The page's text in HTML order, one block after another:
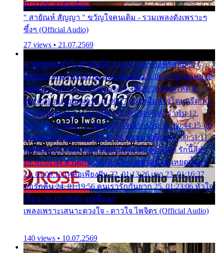
01:13:06 สายัณห์เมา
" สายัณห์ สัญญา " ขวัญใจคนเดิม - รวมเพลงดังเพราะๆ
ซึ้งๆ (Official Audio)
27 views • 21.07.2569
1. 00:00:00 ทำไมทำฉันได้ 2. 00:03:20 นางฟ้าสลัม 3.
00:06:50 คน 4. 00:10:36 บุญเหลือเกิน 5. 00:13:58 ฝนหยาด
สุดท้าย 6. 00:17:30 ยาใจยาจก 7. 00:20:30 คิดดูให้ดี 8.
00:24:21 ลบรอยแผลรัก 9. 00:27:35 เหมือนใจโดนกรีด 10.
00:30:54 ขบวนการเปาเปียว 11. 00:34:05 คำรำพัน 12.
00:37:20 ปาหนัน 13. 00:40:37 ใจเจ้ากรรม 14. 00:44:15 จูบ
ฉันแล้วจงตายเสีย 15. 00:47:24 ขอสูมาเต๊อะ 16. 00:51:11
คนใจมาร 17. 00:54:50 คืนทรมาน 18. 00:58:25 รักนี้สีดำ
19. 01:01:44 ส่วนเกิน 20. 01:05:42 หยาดน้ำฝนหยดน้ำตา
21. 01:09:13 เหลือเพียงฝัน 22. 01:13:26 เขา 23. 01:16:37
ขอรักคืน 24. 01:19:56 คนเรารักกันยาก 25. 01:23:06 หัวใจ
เถื่อน 26. 01:26:45 อยู่เพื่อลูก
เพลงเพราะเสนาะดวงใจ - ดาวใจ ไพจิตร (Official Audio)
140 views • 10.07.2569